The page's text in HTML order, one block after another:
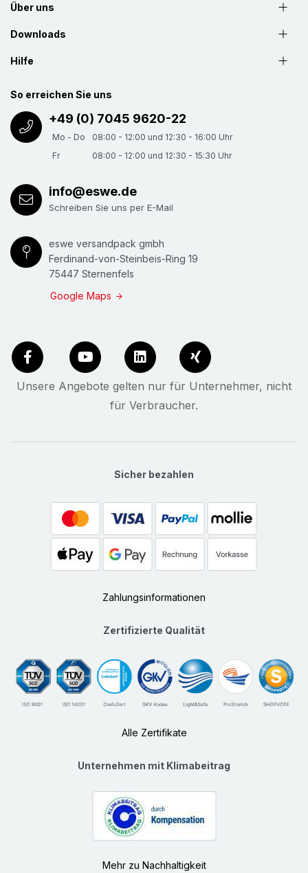
Über uns
Downloads
Hilfe
So erreichen Sie uns
+49 (0) 7045 9620-22
Mo - Do
08:00 - 12:00 und 12:30 - 16:00 Uhr
Fr
08:00 - 12:00 und 12:30 - 15:30 Uhr
info@eswe.de
Schreiben Sie uns per E-Mail
eswe versandpack gmbh
Ferdinand-von-Steinbeis-Ring 19
75447 Sternenfels
Google Maps
Unsere Angebote gelten nur für Unternehmer, nicht
für Verbraucher.
Sicher bezahlen
Zahlungsinformationen
Zertifizierte Qualität
Alle Zertifikate
Unternehmen mit Klimabeitrag
Mehr zu Nachhaltigkeit